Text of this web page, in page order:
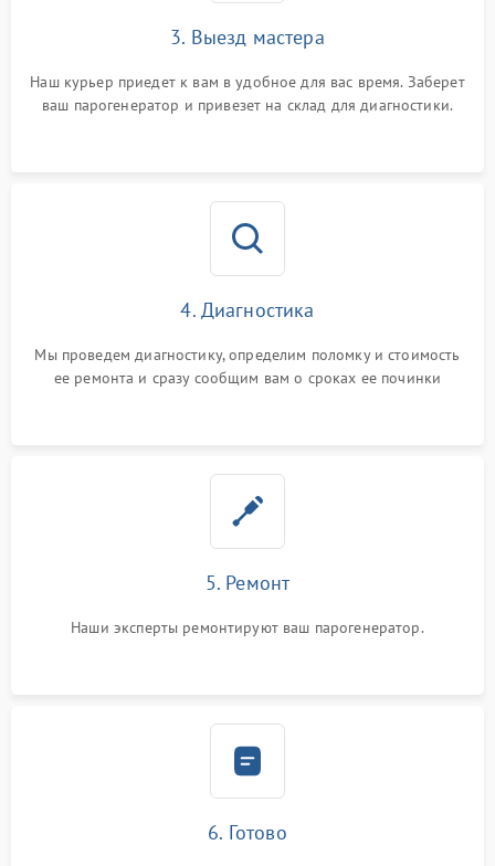
3. Выезд мастера
Наш курьер приедет к вам в удобное для вас время. Заберет
ваш парогенератор и привезет на склад для диагностики.
4. Диагностика
Мы проведем диагностику, определим поломку и стоимость
ее ремонта и сразу сообщим вам о сроках ее починки
5. Ремонт
Наши эксперты ремонтируют ваш парогенератор.
6. Готово